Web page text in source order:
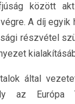
között
A díj
részvétel
által
az Európa